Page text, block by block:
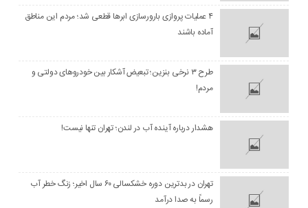
۴ عملیات پروازی بارورسازی ابرها قطعی شد؛ مردم این مناطق
آماده باشند
طرح ۳ نرخی بنزین؛ تبعیض آشکار بین خودروهای دولتی و
مردم!
هشدار درباره آینده آب در لندن؛ تهران تنها نیست!
تهران در بدترین دوره خشکسالی ۶۰ سال اخیر؛ زنگ خطر آب
رسماً به صدا درآمد